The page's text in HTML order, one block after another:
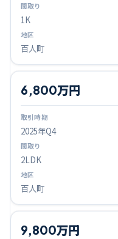
1K
百人町
2025年Q4
6,800万円
2LDK
百人町
9,800万円